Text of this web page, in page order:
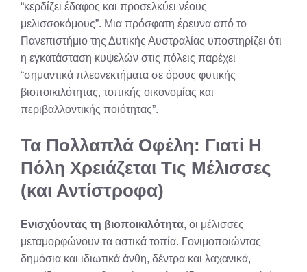
“κερδίζει έδαφος και προσελκύει νέους
μελισσοκόμους”. Μια πρόσφατη έρευνα από το
Πανεπιστήμιο της Δυτικής Αυστραλίας υποστηρίζει ότι
η εγκατάσταση κυψελών στις πόλεις παρέχει
“σημαντικά πλεονεκτήματα σε όρους φυτικής
βιοποικιλότητας, τοπικής οικονομίας και
περιβαλλοντικής ποιότητας”.
Τα Πολλαπλά Οφέλη: Γιατί Η
Πόλη Χρειάζεται Τις Μέλισσες
(και Αντίστροφα)
Ενισχύοντας τη βιοποικιλότητα, οι μέλισσες
μεταμορφώνουν τα αστικά τοπία. Γονιμοποιώντας
δημόσια και ιδιωτικά άνθη, δέντρα και λαχανικά,